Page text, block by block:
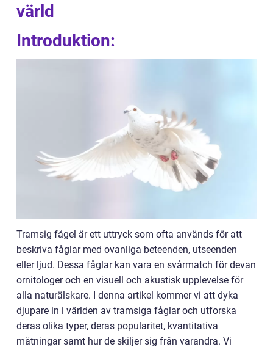
värld
Introduktion:
Tramsig fågel är ett uttryck som ofta används för att
beskriva fåglar med ovanliga beteenden, utseenden
eller ljud. Dessa fåglar kan vara en svårmatch för devan
ornitologer och en visuell och akustisk upplevelse för
alla naturälskare. I denna artikel kommer vi att dyka
djupare in i världen av tramsiga fåglar och utforska
deras olika typer, deras popularitet, kvantitativa
mätningar samt hur de skiljer sig från varandra. Vi